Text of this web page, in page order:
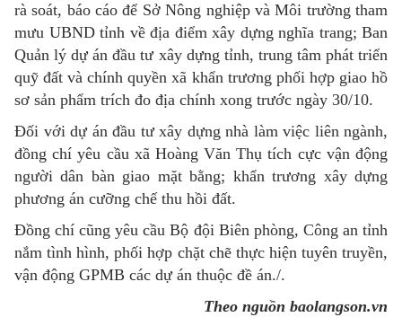
rà soát, báo cáo để Sở Nông nghiệp và Môi trường tham
mưu UBND tỉnh về địa điểm xây dựng nghĩa trang; Ban
Quản lý dự án đầu tư xây dựng tỉnh, trung tâm phát triển
quỹ đất và chính quyền xã khẩn trương phối hợp giao hồ
sơ sản phẩm trích đo địa chính xong trước ngày 30/10.
Đối với dự án đầu tư xây dựng nhà làm việc liên ngành,
đồng chí yêu cầu xã Hoàng Văn Thụ tích cực vận động
người dân bàn giao mặt bằng; khẩn trương xây dựng
phương án cưỡng chế thu hồi đất.
Đồng chí cũng yêu cầu Bộ đội Biên phòng, Công an tỉnh
nắm tình hình, phối hợp chặt chẽ thực hiện tuyên truyền,
vận động GPMB các dự án thuộc đề án./.
Theo nguồn baolangson.vn